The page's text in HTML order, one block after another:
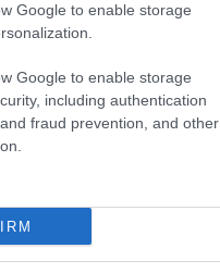
Google to enable storage
Google to enable storage
including authentication
fraud prevention, and other